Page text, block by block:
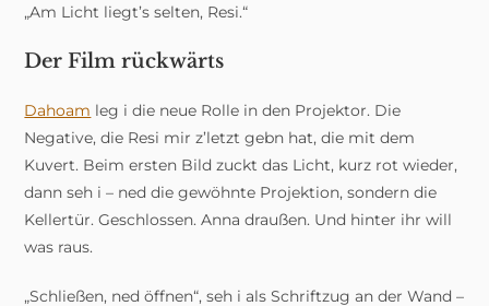
„Am Licht liegt’s selten, Resi.“
Der Film rückwärts
Dahoam leg i die neue Rolle in den Projektor. Die
Negative, die Resi mir z’letzt gebn hat, die mit dem
Kuvert. Beim ersten Bild zuckt das Licht, kurz rot wieder,
dann seh i – ned die gewöhnte Projektion, sondern die
Kellertür. Geschlossen. Anna draußen. Und hinter ihr will
was raus.
„Schließen, ned öffnen“, seh i als Schriftzug an der Wand –